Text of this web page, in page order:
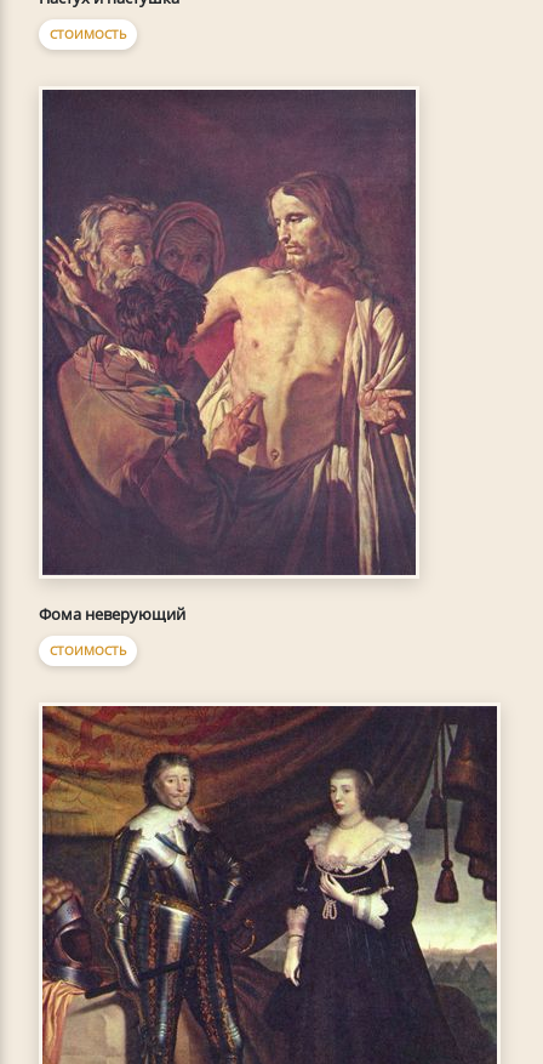
СТОИМОСТЬ
Фома неверующий
СТОИМОСТЬ